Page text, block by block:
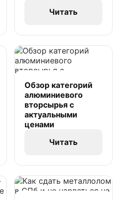
Читать
Обзор категорий
алюминиевого
вторсырья с
актуальными
ценами
Читать